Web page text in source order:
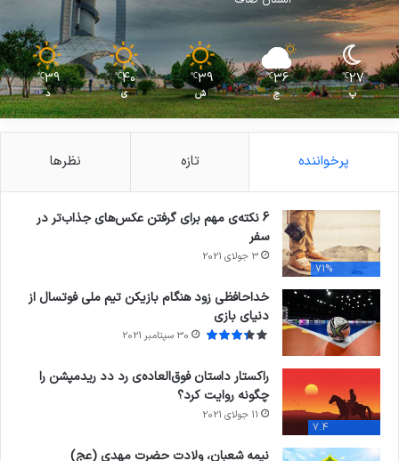
27
℃
پ
36
℃
ج
39
℃
ش
40
℃
ی
39
℃
د
پرخواننده تازه نظرها
71%
6 نکته‌ی مهم برای گرفتن عکس‌های جذاب‌تر در
سفر
3 جولای 2021
خداحافظی زود هنگام بازیکن تیم ملی فوتسال از
دنیای بازی
30 سپتامبر 2021
7.4
راکستار داستان فوق‌العاده‌ی رد دد ریدمپشن را
چگونه روایت کرد؟
11 جولای 2021
نیمه شعبان، ولادت حضرت مهدی (عج)